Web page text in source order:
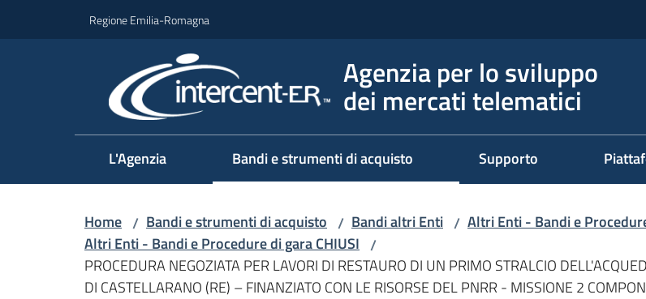
Regione Emilia-Romagna
Agenzia per lo sviluppo
dei mercati telematici
L'Agenzia Bandi e strumenti di acquisto Supporto
Home / Bandi e strumenti di acquisto / Bandi altri Enti / Altri Enti - Bandi e
Altri Enti - Bandi e Procedure di gara CHIUSI /
PROCEDURA NEGOZIATA PER LAVORI DI RESTAURO DI UN PRIMO STRALCIO
DI CASTELLARANO (RE) – FINANZIATO CON LE RISORSE DEL PNRR - MISSIONE 2